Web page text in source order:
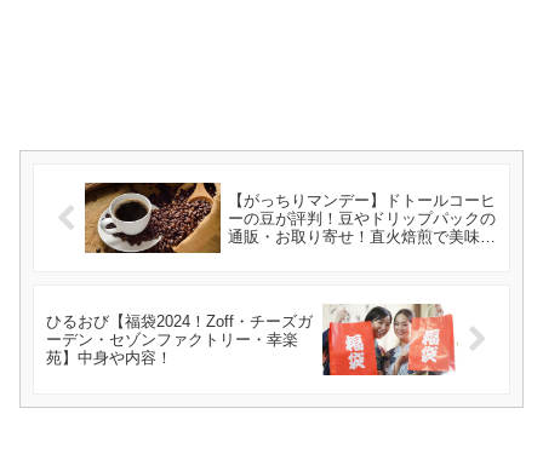
【がっちりマンデー】ドトールコーヒ
ーの豆が評判！豆やドリップパックの
通販・お取り寄せ！直火焙煎で美味し
ひるおび【福袋2024！Zoff・チーズガ
ーデン・セゾンファクトリー・幸楽
苑】中身や内容！